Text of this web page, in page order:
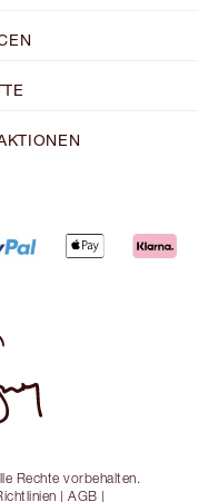
Rechte vorbehalten.
|AGB |